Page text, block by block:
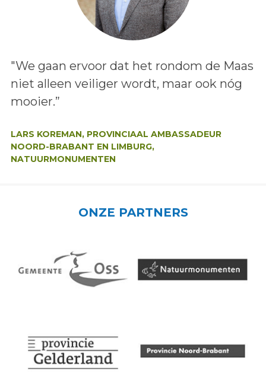
Lees het bericht:
"We gaan ervoor dat het rondom de Maas
niet alleen veiliger wordt, maar ook nóg
mooier.”
LARS KOREMAN, PROVINCIAAL AMBASSADEUR
NOORD-BRABANT EN LIMBURG,
NATUURMONUMENTEN
ONZE PARTNERS